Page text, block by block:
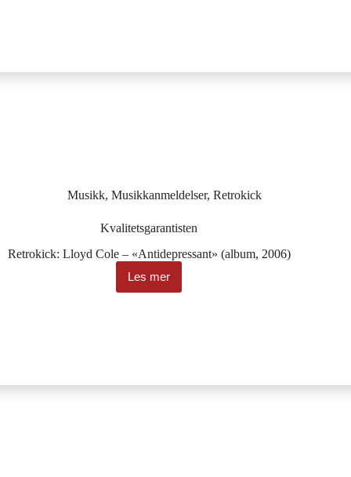
Musikk,Musikkanmeldelser,Retrokick
Kvalitetsgarantisten
Retrokick: Lloyd Cole – «Antidepressant» (album, 2006)
Les merKvalitetsgarantisten